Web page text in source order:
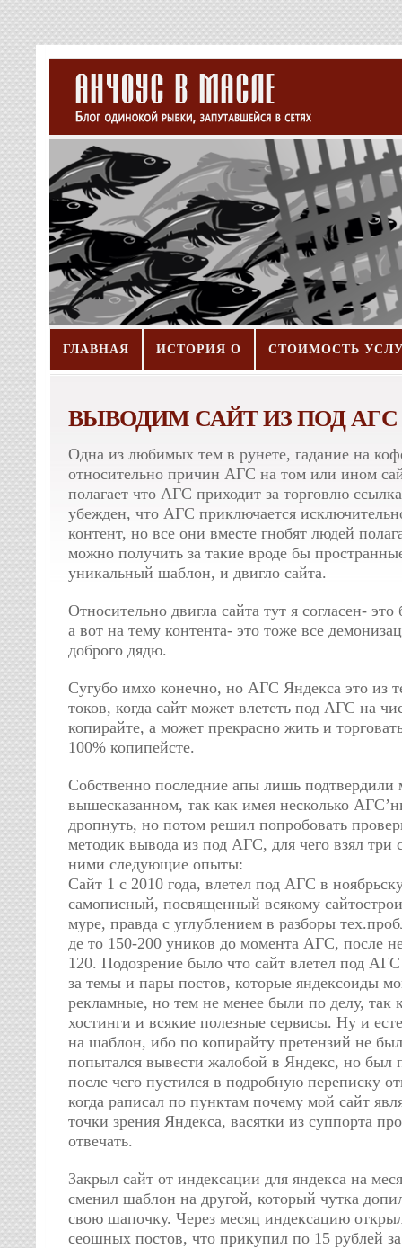
ГЛАВНАЯ ИСТОРИЯ О СТОИМОСТЬ
ВЫВОДИМ САЙТ ИЗ ПОД АГС
Одна из любимых тем в рунете, гадание на
относительно причин АГС на том или ином
полагает что АГС приходит за торговлю
убежден, что АГС приключается
контент, но все они вместе гнобят людей
можно получить за такие вроде бы
уникальный шаблон, и двигло сайта.
Относительно двигла сайта тут я согласен-
а вот на тему контента- это тоже все
доброго дядю.
Сугубо имхо конечно, но АГС Яндекса это из
токов, когда сайт может влететь под АГС на
копирайте, а может прекрасно жить и
100% копипейсте.
Собственно последние апы лишь подтвердили
вышесказанном, так как имея несколько
дропнуть, но потом решил попробовать
методик вывода из под АГС, для чего взял три
ними следующие опыты:
Сайт 1 с 2010 года, влетел под АГС в
самописный, посвященный всякому
муре, правда с углублением в разборы
де то 150-200 уников до момента АГС, после
120. Подозрение было что сайт влетел под
за темы и пары постов, которые яндексоиды
рекламные, но тем не менее были по делу, так
хостинги и всякие полезные сервисы. Ну и
на шаблон, ибо по копирайту претензий не
попытался вывести жалобой в Яндекс, но был
после чего пустился в подробную переписку
когда раписал по пунктам почему мой сайт
точки зрения Яндекса, васятки из суппорта
отвечать.
Закрыл сайт от индексации для яндекса на
сменил шаблон на другой, который чутка
свою шапочку. Через месяц индексацию
сеошных постов, что прикупил по 15 рублей